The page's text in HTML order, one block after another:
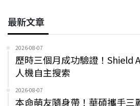
最新文章
2026-08-07
歷時三個月成功驗證！Shield
人機自主搜索
2026-08-07
本命萌友隨身帶！華碩攜手三